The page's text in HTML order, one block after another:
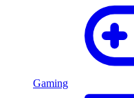
Gaming